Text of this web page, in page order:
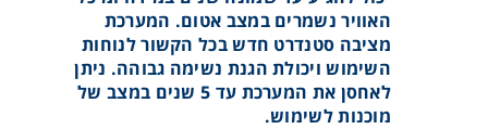
האוויר נשמרים במצב אטום. המערכת
מציבה סטנדרט חדש בכל הקשור לנוחות
השימוש ויכולת הגנת נשימה גבוהה. ניתן
לאחסן את המערכת עד 5 שנים במצב של
מוכנות לשימוש.